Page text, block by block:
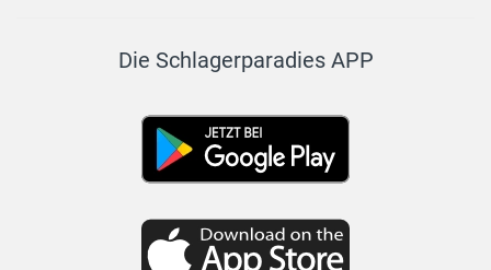
Die Schlagerparadies APP